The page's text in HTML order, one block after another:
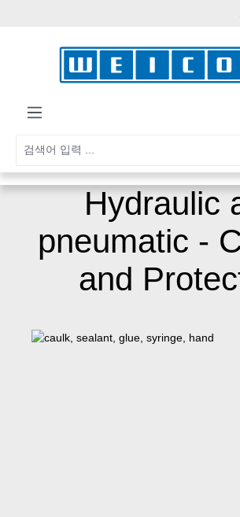
Hydraulic
pneumatic -
and